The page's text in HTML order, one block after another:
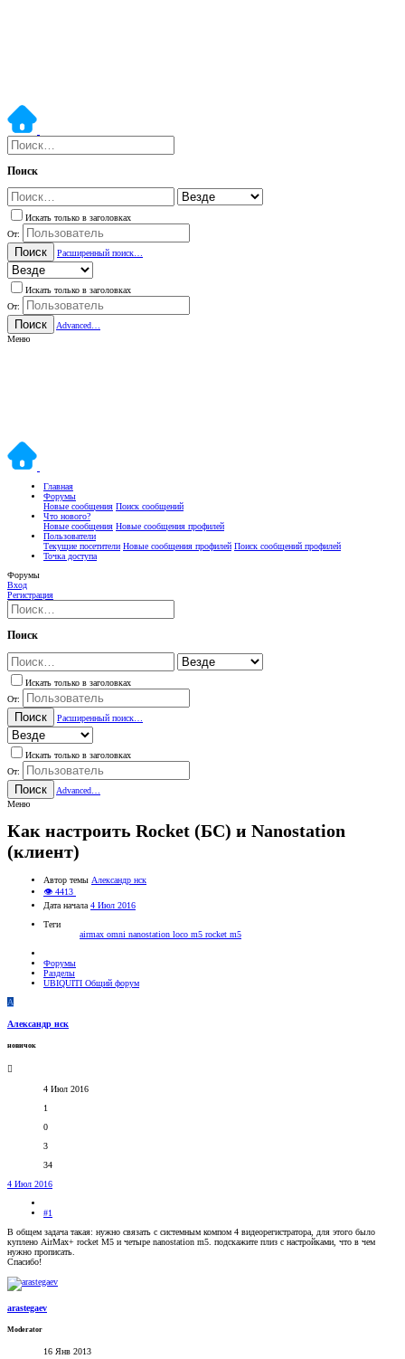
Поиск
Искать только в заголовках
От:
Поиск Расширенный поиск…
Искать только в заголовках
От:
Поиск
Advanced…
Меню
Главная
Форумы
Новые сообщения Поиск сообщений
Что нового?
Новые сообщения Новые сообщения профилей
Пользователи
Текущие посетители Новые сообщения профилей Поиск сообщений профилей
Точка доступа
Форумы
Вход
Регистрация
Поиск
Искать только в заголовках
От:
Поиск Расширенный поиск…
Искать только в заголовках
От:
Поиск
Advanced…
Меню
Как настроить Rocket (БС) и Nanostation
(клиент)
Автор темы Александр нск
👁 4413
Дата начала 4 Июл 2016
Теги
airmax omni nanostation loco m5 rocket m5
Форумы
Разделы
UBIQUITI Общий форум
А
Александр нск
новичок
4 Июл 2016
1
0
3
34
4 Июл 2016
#1
В общем задача такая: нужно связать с системным компом 4 видеорегистратора, для этого было
куплено AirMax+ rocket M5 и четыре nanostation m5. подскажите плиз с настройками, что в чем
нужно прописать.
Спасибо!
arastegaev
Moderator
16 Янв 2013